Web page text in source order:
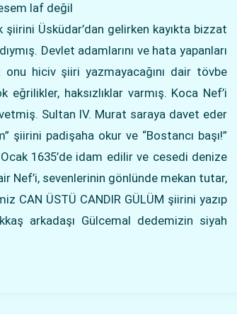
laf değil
Üsküdar’dan gelirken kayıkta bizzat
Devlet adamlarını ve hata yapanları
hiciv şiiri yazmayacağını dair tövbe
haksızlıklar varmış. Koca Nef’i
Sultan IV. Murat saraya davet eder
padişaha okur ve “Bostancı başı!”
1635’de idam edilir ve cesedi denize
Nef’i, sevenlerinin gönlünde mekan tutar,
CAN ÜSTÜ CANDIR GÜLÜM şiirini yazıp
arkadaşı Gülcemal dedemizin siyah